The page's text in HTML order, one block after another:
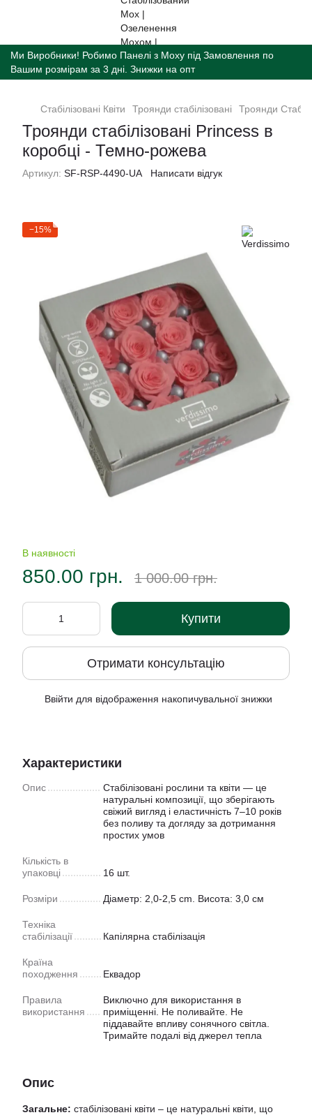
Ми Виробники! Робимо Панелі з Моху під Замовлення по
Вашим розмірам за 3 дні. Знижки на опт
Стабілізованi Квiти Троянди стабілізовані Троянди
Троянди стабілізовані Princess в
коробці - Темно-рожева
Артикул: SF-RSP-4490-UA Написати відгук
−15%
В наявності
850.00 грн. 1 000.00 грн.
Купити
Отримати консультацію
Ввійти для відображення накопичувальної знижки
Характеристики
Опис
Стабілізовані рослини та квіти — це
натуральні композиції, що зберігають
свіжий вигляд і еластичність 7–10 років
без поливу та догляду за дотримання
простих умов
Кiлькiсть в
упаковцi
16 шт.
Розмiри Дiаметр: 2,0-2,5 cm. Висота: 3,0 см
Техніка
стабілізації
Капiлярна стабiлiзацiя
Країна
походження
Еквадор
Правила
використання
Виключно для використання в
приміщенні. Не поливайте. Не
піддавайте впливу сонячного світла.
Тримайте подалі від джерел тепла
Опис
Загальне: стабілізовані квіти – це натуральні квіти, що